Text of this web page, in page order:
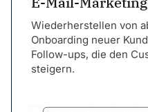
Wiederherstellen von
Onboarding neuer
Follow-ups, die den
steigern.